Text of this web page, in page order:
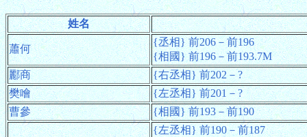
姓名
蕭何
{丞相} 前206－前196
{相國} 前196－前193.7M
酈商
{右丞相} 前202－?
樊噲
{左丞相} 前201－?
曹參
{相國} 前193－前190
{左丞相} 前190－前187